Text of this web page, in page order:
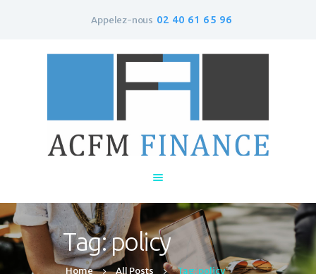
Appelez-nous 02 40 61 65 96
Tag: policy
Home All Posts Tag: policy
Qui sommes-nous ?
Contacts